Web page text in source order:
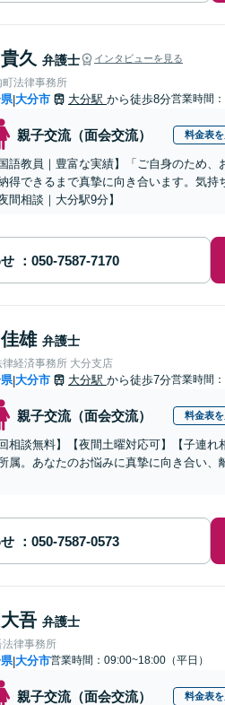
久 弁護士 インタビューを見る
町法律事務所
|大分市 大分駅 から徒歩8分営業時間
親子交流（面会交流） 料金表
国語教員｜豊富な実績】「ご自身のため
得できるまで真摯に向き合います。気
間相談｜大分駅9分】
雄 弁護士
律経済事務所 大分支店
|大分市 大分駅 から徒歩7分営業時間
親子交流（面会交流） 料金表
回相談無料】【夜間土曜対応可】【子連
属。あなたのお悩みに真摯に向き合い
吾 弁護士
法律事務所
|大分市営業時間：09:00~18:00（平日）
親子交流（面会交流） 料金表